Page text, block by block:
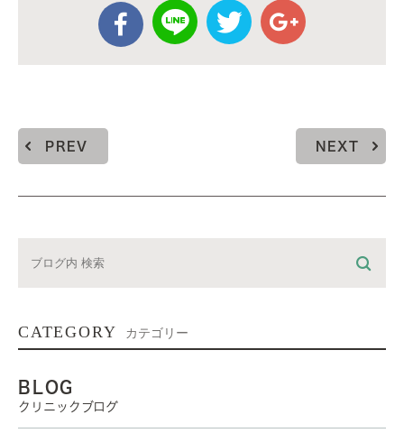
PREV NEXT
CATEGORY カテゴリー
BLOG
クリニックブログ